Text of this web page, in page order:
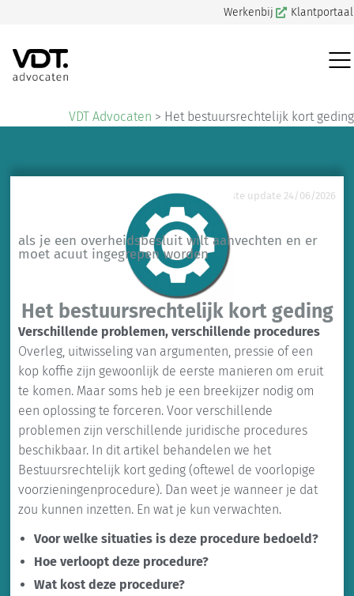
Werkenbij Klantportaal
VDT Advocaten > Het bestuursrechtelijk kort geding
Laatste update 24/06/2026
Het bestuursrechtelijk kort geding
als je een overheidsbesluit wilt aanvechten en er
moet acuut ingegrepen worden
Verschillende problemen, verschillende procedures
Overleg, uitwisseling van argumenten, pressie of een
kop koffie zijn gewoonlijk de eerste manieren om eruit
te komen. Maar soms heb je een breekijzer nodig om
een oplossing te forceren. Voor verschillende
problemen zijn verschillende juridische procedures
beschikbaar. In dit artikel behandelen we het
Bestuursrechtelijk kort geding (oftewel de voorlopige
voorzieningenprocedure). Dan weet je wanneer je dat
zou kunnen inzetten. En wat je kun verwachten.
Voor welke situaties is deze procedure bedoeld?
Hoe verloopt deze procedure?
Wat kost deze procedure?